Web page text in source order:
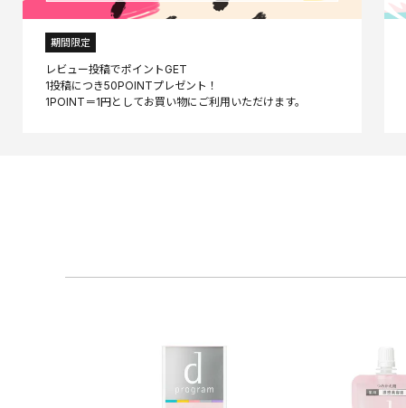
期間限定
レビュー投稿でポイントGET
1投稿につき50POINTプレゼント！